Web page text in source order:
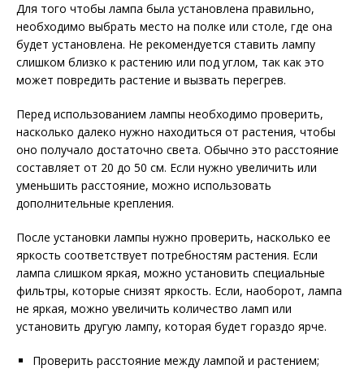
Для того чтобы лампа была установлена правильно,
необходимо выбрать место на полке или столе, где она
будет установлена. Не рекомендуется ставить лампу
слишком близко к растению или под углом, так как это
может повредить растение и вызвать перегрев.
Перед использованием лампы необходимо проверить,
насколько далеко нужно находиться от растения, чтобы
оно получало достаточно света. Обычно это расстояние
составляет от 20 до 50 см. Если нужно увеличить или
уменьшить расстояние, можно использовать
дополнительные крепления.
После установки лампы нужно проверить, насколько ее
яркость соответствует потребностям растения. Если
лампа слишком яркая, можно установить специальные
фильтры, которые снизят яркость. Если, наоборот, лампа
не яркая, можно увеличить количество ламп или
установить другую лампу, которая будет гораздо ярче.
Проверить расстояние между лампой и растением;